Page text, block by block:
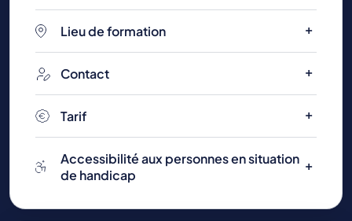
Lieu de formation
Contact
Tarif
Accessibilité aux personnes en situation
de handicap